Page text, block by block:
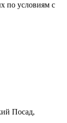
по условиям с
Посад,